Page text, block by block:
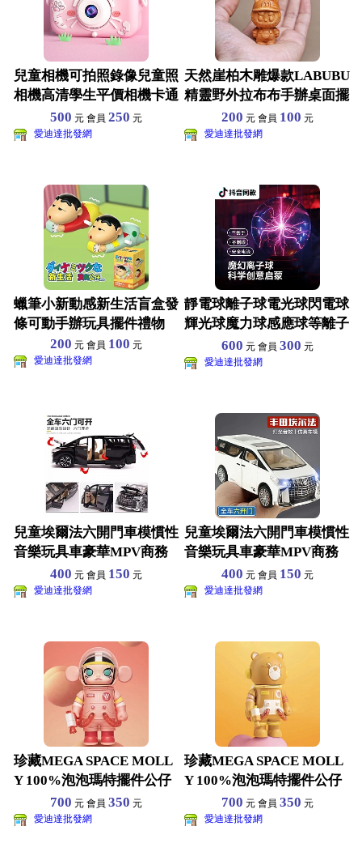
兒童相機可拍照錄像兒童照
相機高清學生平價相機卡通
迷你女孩禮物
500 元 會員250 元
愛迪達批發網
天然崖柏木雕爆款LABUBU
精靈野外拉布布手辦桌面擺
件公仔禮物
200 元 會員 100 元
愛迪達批發網
蠟筆小新動感新生活盲盒發
條可動手辦玩具擺件禮物
200 元 會員 100 元
愛迪達批發網
靜電球離子球電光球閃電球
輝光球魔力球感應球等離子
球魔法球玩具
600 元 會員 300 元
愛迪達批發網
兒童埃爾法六開門車模慣性
音樂玩具車豪華MPV商務
車寶寶小汽車家居擺件
400 元 會員 150 元
愛迪達批發網
兒童埃爾法六開門車模慣性
音樂玩具車豪華MPV商務
車寶寶小汽車家居擺件
400 元 會員 150 元
愛迪達批發網
珍藏MEGA SPACE MOLL
Y 100%泡泡瑪特擺件公仔
茉莉盲盒
700 元 會員350 元
愛迪達批發網
珍藏MEGA SPACE MOLL
Y 100%泡泡瑪特擺件公仔
茉莉盲盒
700 元 會員 350 元
愛迪達批發網